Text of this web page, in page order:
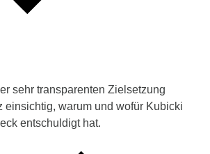
sehr transparenten Zielsetzung
einsichtig, warum und wofür Kubicki
entschuldigt hat.